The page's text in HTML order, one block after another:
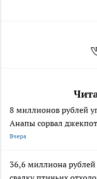
8 миллионов рублей
Анапы сорвал
Вчера
36,6 миллиона